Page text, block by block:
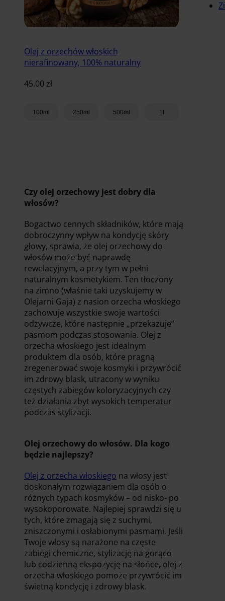
Olej z orzechów włoskich
nierafinowany, 100% naturalny
45.00 zł
100ml 250ml 500ml 1l
Czy olej orzechowy jest dobry dla
włosów?
Bogactwo cennych składników, które mają
dobroczynny wpływ na kondycję skóry
głowy, sprawia, że olej orzechowy do
włosów może być naprawdę
rewelacyjnym, a przy tym w pełni
naturalnym kosmetykiem. Ten tłoczony
na zimno (właśnie taki uzyskujemy w
Olejarni Gaja) z nasion orzecha włoskiego
zachowuje wszystkie swoje wartości
odżywcze, które następnie „przekazuje”
pasmom podczas stosowania. Olej z
orzecha włoskiego jest idealnym
produktem dla osób, które pragną
zregenerować swoje kosmyki i przywrócić
im zdrowy blask, utracony w wyniku
częstych zabiegów koloryzacyjnych czy
też działania zbyt wysokich temperatur
podczas stylizacji.
Olej orzechowy do włosów. Dla kogo
będzie najlepszy?
Olej z orzecha włoskiego na włosy jest
doskonałym rozwiązaniem dla osób o
różnych typach kosmyków – od nisko- po
wysokoporowate. Najlepiej sprawdzi się u
tych, które zmagają się z suchymi,
zniszczonymi i osłabionymi pasmami. Jeśli
Twoje włosy są narażone na częste
zabiegi chemiczne, stylizację na gorąco
lub codzienną ekspozycję na słońce, olej z
orzecha włoskiego pomoże przywrócić im
świetną kondycję i zdrowy blask.